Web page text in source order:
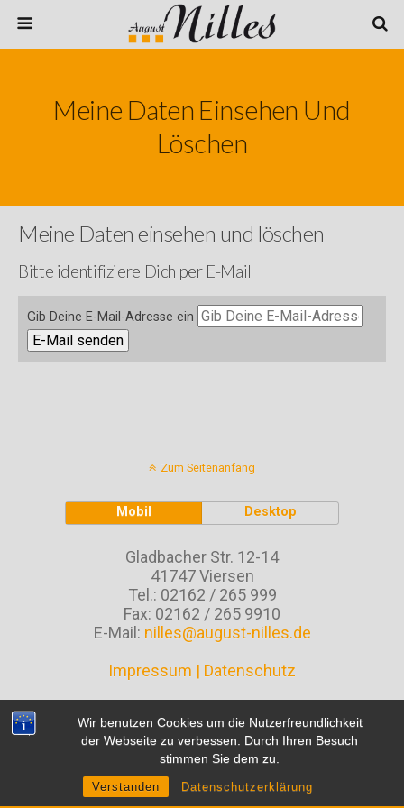
Wir benutzen Cookies um die Nutzerfreundlichkeit
der Webseite zu verbessen. Durch Ihren Besuch
stimmen Sie dem zu.
Verstanden Datenschutzerklärung
Meine Daten Einsehen Und
Löschen
Meine Daten einsehen und löschen
Bitte identifiziere Dich per E-Mail
Gib Deine E-Mail-Adresse ein
Zum Seitenanfang
Mobil Desktop
Gladbacher Str. 12-14
41747 Viersen
Tel.: 02162 / 265 999
Fax: 02162 / 265 9910
E-Mail: nilles@august-nilles.de
Impressum | Datenschutz